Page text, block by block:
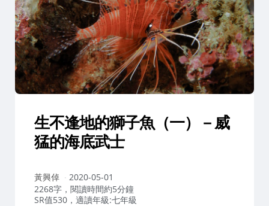
生不逢地的獅子魚（一）－威
猛的海底武士
作
者：
黃興倬
2020-05-01
2268字，閱讀時間約5分鐘
SR值530，適讀年級:七年級